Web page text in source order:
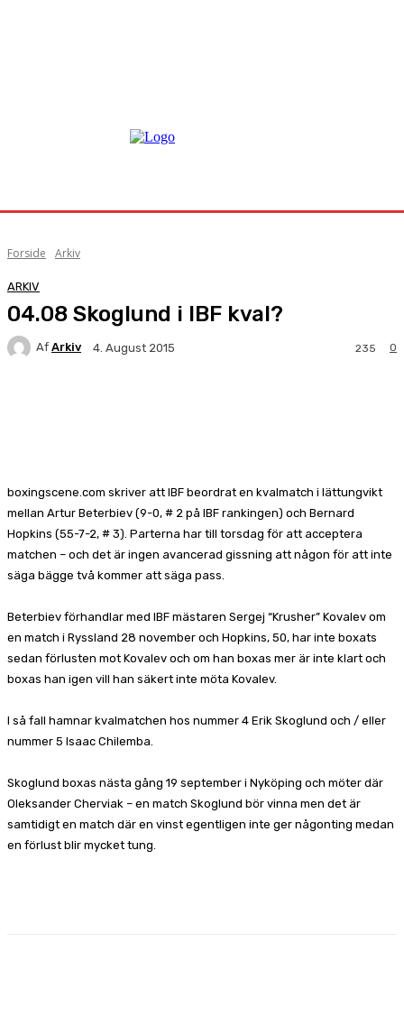
Forside Arkiv
ARKIV
04.08 Skoglund i IBF kval?
Af Arkiv 4. August 2015 0
235
boxingscene.com skriver att IBF beordrat en kvalmatch i lättungvikt
mellan Artur Beterbiev (9-0, # 2 på IBF rankingen) och Bernard
Hopkins (55-7-2, # 3). Parterna har till torsdag för att acceptera
matchen – och det är ingen avancerad gissning att någon för att inte
säga bägge två kommer att säga pass.
Beterbiev förhandlar med IBF mästaren Sergej “Krusher” Kovalev om
en match i Ryssland 28 november och Hopkins, 50, har inte boxats
sedan förlusten mot Kovalev och om han boxas mer är inte klart och
boxas han igen vill han säkert inte möta Kovalev.
I så fall hamnar kvalmatchen hos nummer 4 Erik Skoglund och / eller
nummer 5 Isaac Chilemba.
Skoglund boxas nästa gång 19 september i Nyköping och möter där
Oleksander Cherviak – en match Skoglund bör vinna men det är
samtidigt en match där en vinst egentligen inte ger någonting medan
en förlust blir mycket tung.